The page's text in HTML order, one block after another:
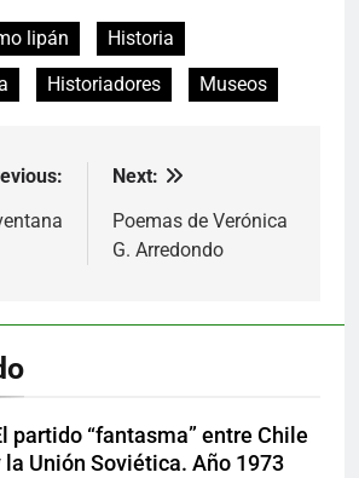
lipán
Historia
Historiadores Museos
Next:
Poemas de Verónica
G. Arredondo
partido “fantasma” entre Chile
la Unión Soviética. Año 1973